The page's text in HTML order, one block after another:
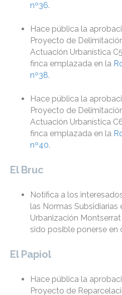
nº36.
Hace pública la
Proyecto de
Actuación Urbanística
finca emplazada en la
nº38.
Hace pública la
Proyecto de
Actuación Urbanística
finca emplazada en la
nº40.
El Bruc
Notifica a los
las Normas
Urbanización
sido posible ponerse en
El Papiol
Hace pública la
Proyecto de